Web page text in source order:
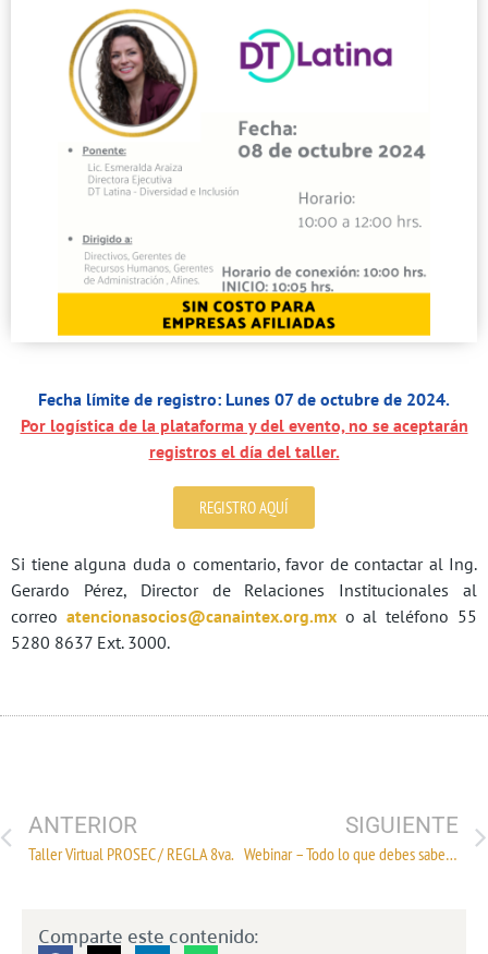
Fecha límite de registro: Lunes 07 de octubre de 2024.
Por logística de la plataforma y del evento, no se aceptarán
registros el día del taller.
REGISTRO AQUÍ
Si tiene alguna duda o comentario, favor de contactar al Ing.
Gerardo Pérez, Director de Relaciones Institucionales al
correo atencionasocios@canaintex.org.mxo al teléfono 55
5280 8637 Ext. 3000.
ANTERIOR
Taller Virtual PROSEC / REGLA 8va.
SIGUIENTE
Webinar – Todo lo que debes saber sobre los Controles volumétricos
Comparte este contenido: